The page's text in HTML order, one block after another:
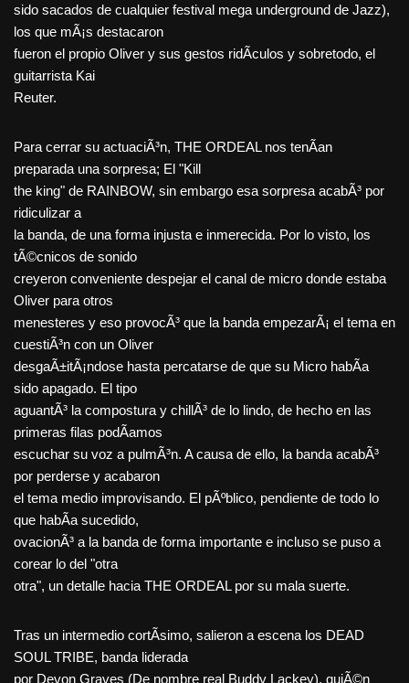
sido sacados de cualquier festival mega underground de Jazz),
los que mÃ¡s destacaron
fueron el propio Oliver y sus gestos ridÃ­culos y sobretodo, el
guitarrista Kai
Reuter.
Para cerrar su actuaciÃ³n, THE ORDEAL nos tenÃ­an
preparada una sorpresa; El "Kill
the king" de RAINBOW, sin embargo esa sorpresa acabÃ³ por
ridiculizar a
la banda, de una forma injusta e inmerecida. Por lo visto, los
tÃ©cnicos de sonido
creyeron conveniente despejar el canal de micro donde estaba
Oliver para otros
menesteres y eso provocÃ³ que la banda empezarÃ¡ el tema en
cuestiÃ³n con un Oliver
desgaÃ±itÃ¡ndose hasta percatarse de que su Micro habÃ­a
sido apagado. El tipo
aguantÃ³ la compostura y chillÃ³ de lo lindo, de hecho en las
primeras filas podÃ­amos
escuchar su voz a pulmÃ³n. A causa de ello, la banda acabÃ³
por perderse y acabaron
el tema medio improvisando. El pÃºblico, pendiente de todo lo
que habÃ­a sucedido,
ovacionÃ³ a la banda de forma importante e incluso se puso a
corear lo del "otra
otra", un detalle hacia THE ORDEAL por su mala suerte.
Tras un intermedio cortÃ­simo, salieron a escena los DEAD
SOUL TRIBE, banda liderada
por Devon Graves (De nombre real Buddy Lackey), quiÃ©n